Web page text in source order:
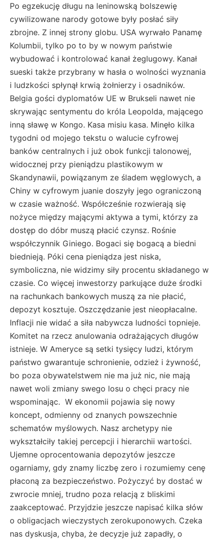
Po egzekucję długu na leninowską bolszewię
cywilizowane narody gotowe były posłać siły
zbrojne. Z innej strony globu. USA wyrwało Panamę
Kolumbii, tylko po to by w nowym państwie
wybudować i kontrolować kanał żeglugowy. Kanał
sueski także przybrany w hasła o wolności wyznania
i ludzkości spłynął krwią żołnierzy i osadników.
Belgia gości dyplomatów UE w Brukseli nawet nie
skrywając sentymentu do króla Leopolda, mającego
inną sławę w Kongo. Kasa misiu kasa. Minęło kilka
tygodni od mojego tekstu o walucie cyfrowej
banków centralnych i już obok funkcji talonowej,
widocznej przy pieniądzu plastikowym w
Skandynawii, powiązanym ze śladem węglowych, a
Chiny w cyfrowym juanie doszyły jego ograniczoną
w czasie ważność. Współcześnie rozwierają się
nożyce między mającymi aktywa a tymi, którzy za
dostęp do dóbr muszą płacić czynsz. Rośnie
współczynnik Giniego. Bogaci się bogacą a biedni
biednieją. Póki cena pieniądza jest niska,
symboliczna, nie widzimy siły procentu składanego w
czasie. Co więcej inwestorzy parkujące duże środki
na rachunkach bankowych muszą za nie płacić,
depozyt kosztuje. Oszczędzanie jest nieopłacalne.
Inflacji nie widać a siła nabywcza ludności topnieje.
Komitet na rzecz anulowania odrażających długów
istnieje. W Ameryce są setki tysięcy ludzi, którym
państwo gwarantuje schronienie, odzież i żywność,
bo poza obywatelstwem nie ma już nic, nie mają
nawet woli zmiany swego losu o chęci pracy nie
wspominając. W ekonomii pojawia się nowy
koncept, odmienny od znanych powszechnie
schematów myślowych. Nasz archetypy nie
wykształciły takiej percepcji i hierarchii wartości.
Ujemne oprocentowania depozytów jeszcze
ogarniamy, gdy znamy liczbę zero i rozumiemy cenę
płaconą za bezpieczeństwo. Pożyczyć by dostać w
zwrocie mniej, trudno poza relacją z bliskimi
zaakceptować. Przyjdzie jeszcze napisać kilka słów
o obligacjach wieczystych zerokuponowych. Czeka
nas dyskusja, chyba, że decyzje już zapadły, o